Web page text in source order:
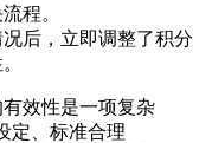
程。
后，立即调整了积分
效性是一项复杂
定、标准合理